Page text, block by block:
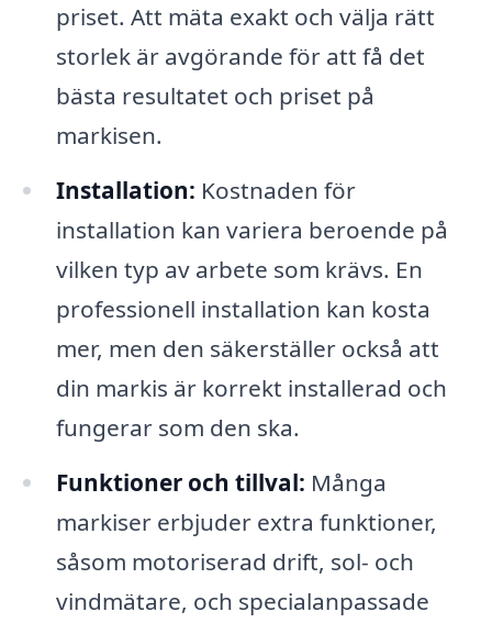
priset. Att mäta exakt och välja rätt
storlek är avgörande för att få det
bästa resultatet och priset på
markisen.
Installation: Kostnaden för
installation kan variera beroende på
vilken typ av arbete som krävs. En
professionell installation kan kosta
mer, men den säkerställer också att
din markis är korrekt installerad och
fungerar som den ska.
Funktioner och tillval: Många
markiser erbjuder extra funktioner,
såsom motoriserad drift, sol- och
vindmätare, och specialanpassade